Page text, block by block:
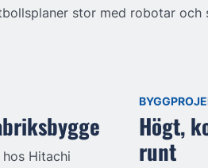
stor med robotar och
Hitachi
Högt,
runt